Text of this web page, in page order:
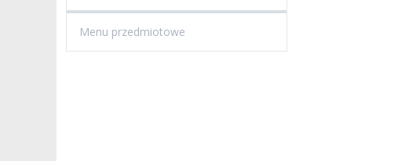
Menu przedmiotowe